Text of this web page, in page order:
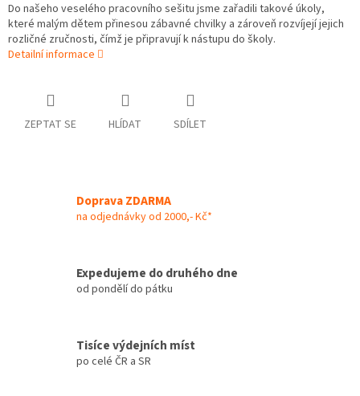
Do našeho veselého pracovního sešitu jsme zařadili takové úkoly,
které malým dětem přinesou zábavné chvilky a zároveň rozvíjejí jejich
rozličné zručnosti, čímž je připravují k nástupu do školy.
Detailní informace
ZEPTAT SE HLÍDAT SDÍLET
Doprava ZDARMA
na odjednávky od 2000,- Kč*
Expedujeme do druhého dne
od pondělí do pátku
Tisíce výdejních míst
po celé ČR a SR